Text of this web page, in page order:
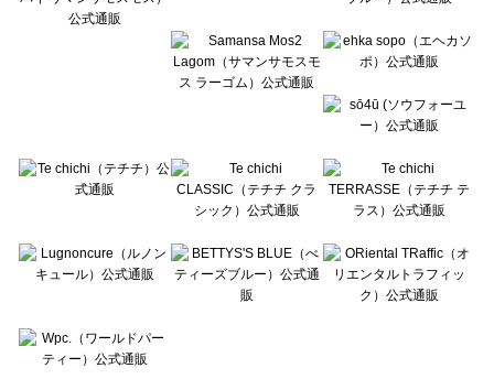
Wpc.（ワールドパーティー）の一覧